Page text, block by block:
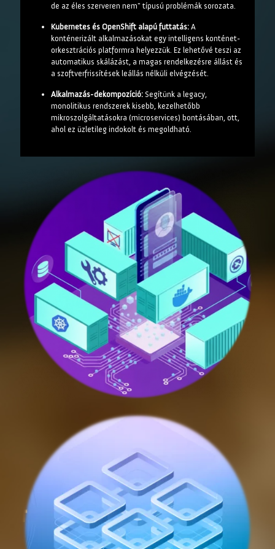
de az éles szerveren nem" típusú problémák sorozata.
Kubernetes és OpenShift alapú futtatás: A
konténerizált alkalmazásokat egy intelligens konténet-
orkesztrációs platformra helyezzük. Ez lehetővé teszi az
automatikus skálázást, a magas rendelkezésre állást és
a szoftverfrissítések leállás nélküli elvégzését.
Alkalmazás-dekompozíció: Segítünk a legacy,
monolitikus rendszerek kisebb, kezelhetőbb
mikroszolgáltatásokra (microservices) bontásában, ott,
ahol ez üzletileg indokolt és megoldható.